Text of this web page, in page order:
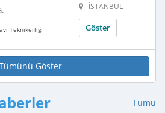
Teknikerliği
İSTANBUL
Göster
Göster
Tümü